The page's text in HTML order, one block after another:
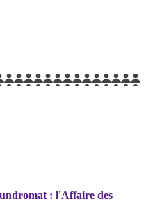
: l'Affaire des